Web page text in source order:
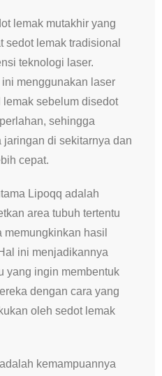
lemak mutakhir yang
sedot lemak tradisional
teknologi laser.
menggunakan laser
sebelum disedot
sehingga
jaringan di sekitarnya dan
cepat.
Lipoqq adalah
area tubuh tertentu
hasil
ini menjadikannya
yang ingin membentuk
dengan cara yang
oleh sedot lemak
kemampuannya